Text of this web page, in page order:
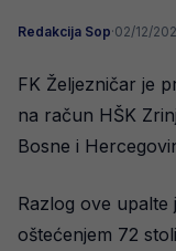
Redakcija Sop·02/12/
FK Željezničar je
na račun HŠK
Bosne i
Razlog ove upalte
oštećenjem 72